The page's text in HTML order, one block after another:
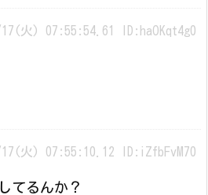
火) 07:55:54.61 ID:haOKqt4g0
火) 07:55:10.12 ID:iZfbFvM70
てるんか？